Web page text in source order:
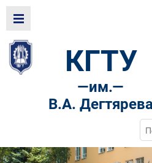
КГТУ
—им.—
В.А. Дегтярева